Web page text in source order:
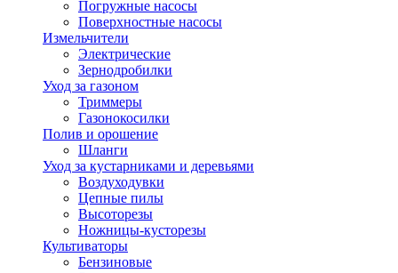
Погружные насосы
Поверхностные насосы
Измельчители
Электрические
Зернодробилки
Уход за газоном
Триммеры
Газонокосилки
Полив и орошение
Шланги
Уход за кустарниками и деревьями
Воздуходувки
Цепные пилы
Высоторезы
Ножницы-кусторезы
Культиваторы
Бензиновые